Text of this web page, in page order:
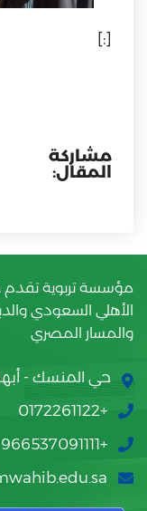
[:]
مشاركة
المقال:
مؤسسة تربوية تقدم
الأهلي السعودي
والمسار المصري
حي المنسك -
+0172261122
+966537091111